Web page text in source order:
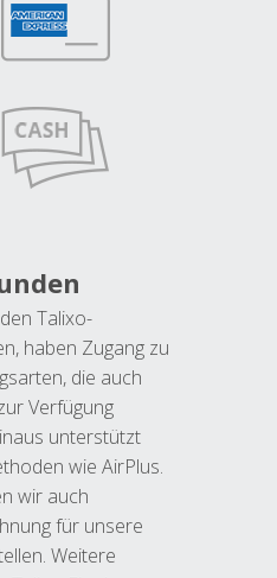
Talixo-
haben Zugang zu
die auch
Verfügung
unterstützt
wie AirPlus.
wir auch
für unsere
Weitere